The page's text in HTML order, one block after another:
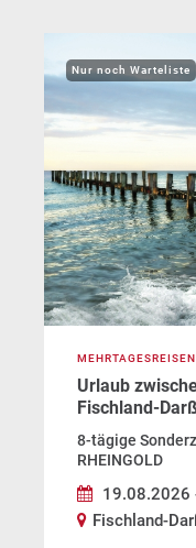
Nur noch Warteliste
MEHRTAGESREISEN
Urlaub
Fischland-
8-tägige
RHEINGOLD
19.08.2026
Fischland-